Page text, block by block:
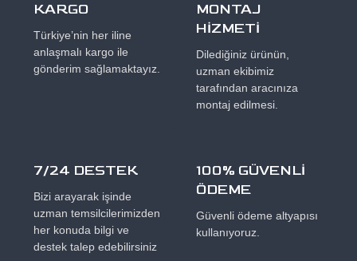
KARGO
Türkiye’nin her iline
anlaşmalı kargo ile
gönderim sağlamaktayız.
MONTAJ
HİZMETİ
Dilediğiniz ürünün,
uzman ekibimiz
tarafından aracınıza
montaj edilmesi.
7/24 DESTEK
Bizi arayarak işinde
uzman temsilcilerimizden
her konuda bilgi ve
destek talep edebilirsiniz
100% GÜVENLİ
ÖDEME
Güvenli ödeme altyapısı
kullanıyoruz.